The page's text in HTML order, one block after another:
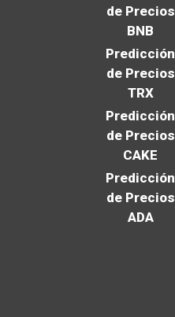
de Precios
BNB
Predicción
de Precios
TRX
Predicción
de Precios
CAKE
Predicción
de Precios
ADA